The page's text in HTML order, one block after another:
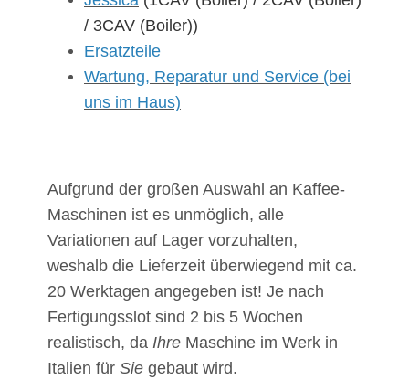
/ 3CAV (Boiler))
Ersatzteile
Wartung, Reparatur und Service (bei
uns im Haus)
Aufgrund der großen Auswahl an Kaffee-
Maschinen ist es unmöglich, alle
Variationen auf Lager vorzuhalten,
weshalb die Lieferzeit überwiegend mit ca.
20 Werktagen angegeben ist! Je nach
Fertigungsslot sind 2 bis 5 Wochen
realistisch, da Ihre Maschine im Werk in
Italien für Sie gebaut wird.